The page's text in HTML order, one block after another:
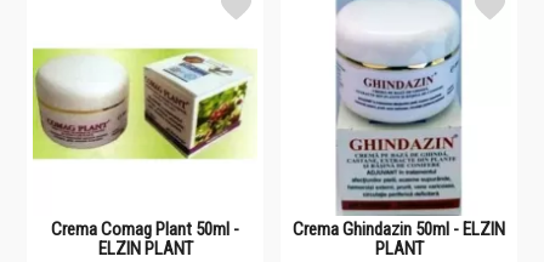
Crema Comag Plant 50ml -
ELZIN PLANT
Crema Ghindazin 50ml - ELZIN
PLANT